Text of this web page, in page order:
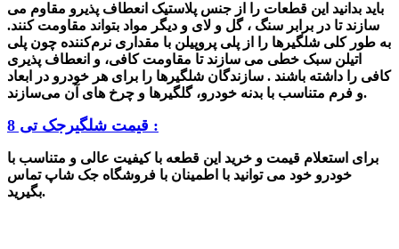
باید بدانید این قطعات را از جنس پلاستیک انعطاف پذیرو مقاوم می
سازند تا در برابر سنگ ، گل و لای و دیگر مواد بتواند مقاومت کنند.
به طور کلی شلگیرها را از پلی پروپیلن با مقداری نرم‌کننده چون پلی
اتیلن سبک خطی می سازند تا مقاومت کافی، و انعطاف پذیری
کافی را داشته باشند . سازندگان شلگیرها را برای هر خودرو در ابعاد
و فرم متناسب با بدنه خودرو، گلگیرها و چرخ های آن می‌سازند.
قیمت شلگیرجک تی 8 :
برای استعلام قیمت و خرید این قطعه با کیفیت عالی و متناسب با
خودرو خود می توانید با اطمینان با فروشگاه جک شاپ تماس
بگیرید.